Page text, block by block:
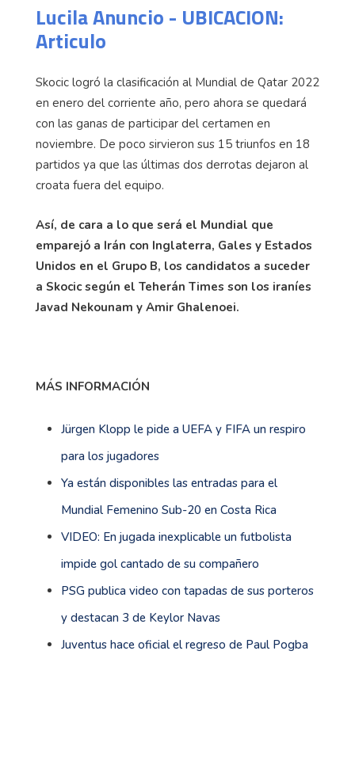
Lucila Anuncio - UBICACION:
Articulo
Skocic logró la clasificación al Mundial de Qatar 2022
en enero del corriente año, pero ahora se quedará
con las ganas de participar del certamen en
noviembre. De poco sirvieron sus 15 triunfos en 18
partidos ya que las últimas dos derrotas dejaron al
croata fuera del equipo.
Así, de cara a lo que será el Mundial que
emparejó a Irán con Inglaterra, Gales y Estados
Unidos en el Grupo B, los candidatos a suceder
a Skocic según el Teherán Times son los iraníes
Javad Nekounam y Amir Ghalenoei.
MÁS INFORMACIÓN
Jürgen Klopp le pide a UEFA y FIFA un respiro
para los jugadores
Ya están disponibles las entradas para el
Mundial Femenino Sub-20 en Costa Rica
VIDEO: En jugada inexplicable un futbolista
impide gol cantado de su compañero
PSG publica video con tapadas de sus porteros
y destacan 3 de Keylor Navas
Juventus hace oficial el regreso de Paul Pogba